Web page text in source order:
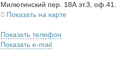
Ми­лю­тин­ский пер. 18А эт.3, оф.41.
Показать на карте
Показать телефон
Показать e-mail